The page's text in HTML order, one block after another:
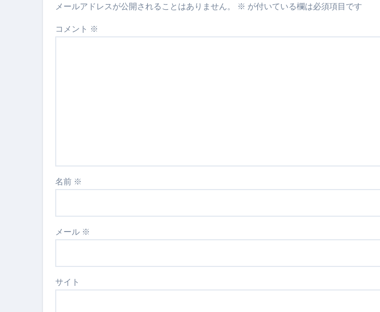
メールアドレスが公開されることはありません。 ※ が付いている欄は必須項目です
コメント ※
名前 ※
メール ※
サイト